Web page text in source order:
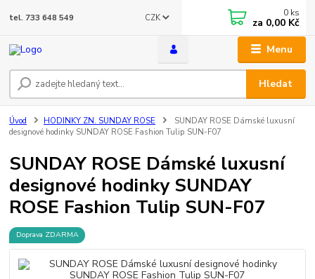
Menu
CZK
Hledat
tel. 733 648 549 0 ks
za 0,00 Kč
Úvod HODINKY ZN. SUNDAY ROSE
SUNDAY ROSE Dámské luxusní
designové hodinky SUNDAY ROSE Fashion Tulip SUN-F07
SUNDAY ROSE Dámské luxusní
designové hodinky SUNDAY
ROSE Fashion Tulip SUN-F07
Doprava ZDARMA